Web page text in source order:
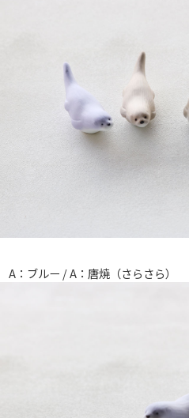
A：ブルー / A：唐焼（さらさら）